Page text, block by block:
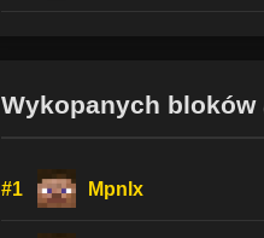
Wykopanych bloków
#1 Mpnlx